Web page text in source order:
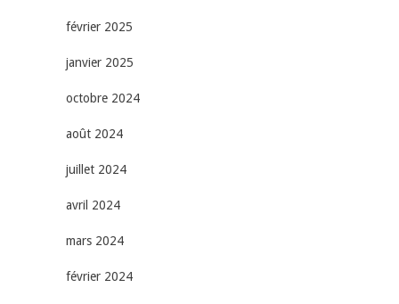
février 2025
janvier 2025
octobre 2024
août 2024
juillet 2024
avril 2024
mars 2024
février 2024